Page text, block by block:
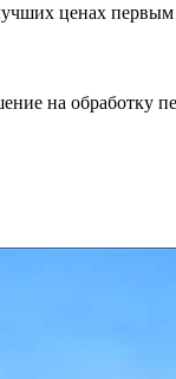
ценах первым
на обработку